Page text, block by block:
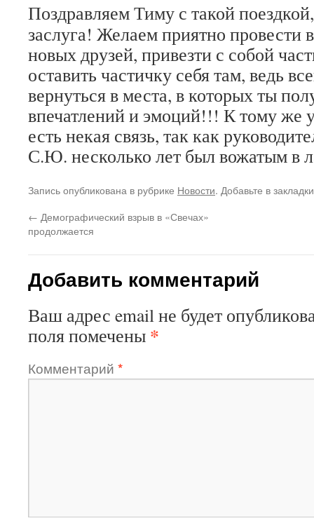
Поздравляем Тиму с такой
заслуга! Желаем приятно провести
новых друзей, привезти с собой
оставить частичку себя там, ведь
вернуться в места, в которых ты
впечатлений и эмоций!!! К тому же
есть некая связь, так как
С.Ю. несколько лет был вожатым в
Запись опубликована в рубрике Новости. Добавьте в
← Демографический взрыв в «Свечах»
продолжается
Добавить комментарий
Ваш адрес email не будет
поля помечены *
Комментарий *